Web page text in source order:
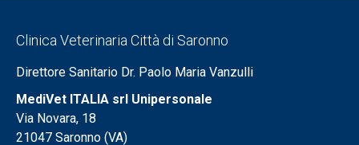
Clinica Veterinaria Città di Saronno
Direttore Sanitario Dr. Paolo Maria Vanzulli
MediVet ITALIA srl Unipersonale
Via Novara, 18
21047 Saronno (VA)